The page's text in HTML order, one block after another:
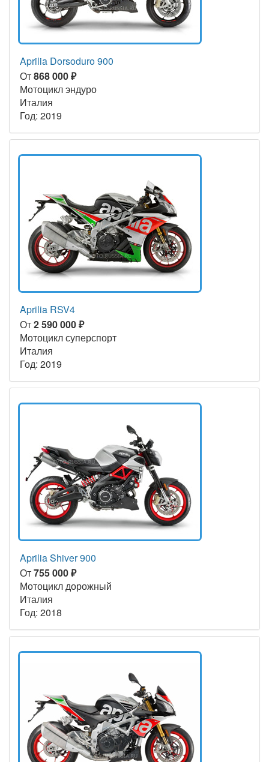
Aprilia Dorsoduro 900
От868 000 ₽
Мотоцикл эндуро
Италия
Год: 2019
Aprilia RSV4
От2 590 000 ₽
Мотоцикл суперспорт
Италия
Год: 2019
Aprilia Shiver 900
От755 000 ₽
Мотоцикл дорожный
Италия
Год: 2018